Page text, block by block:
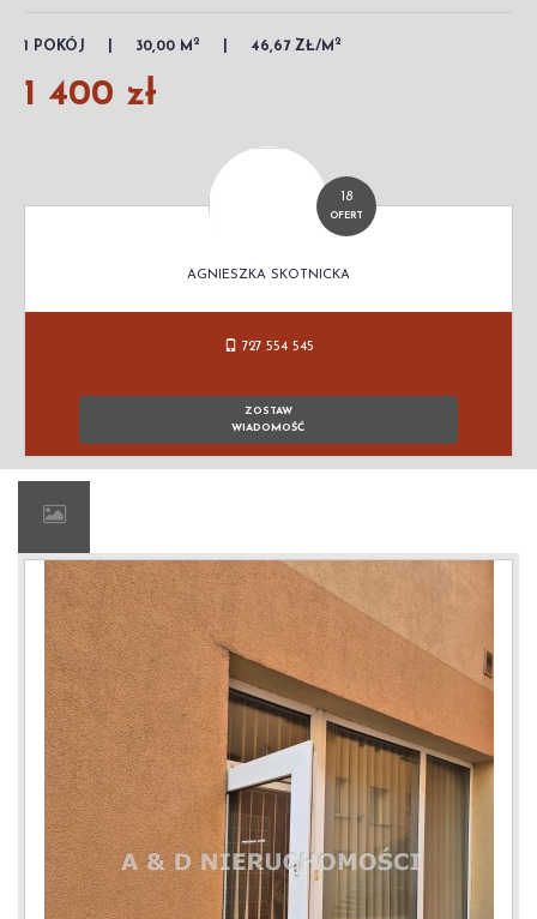
1 POKÓJ 30,00 M 2 46,67 ZŁ/M 2
1 400 zł
18
OFERT
AGNIESZKA SKOTNICKA
727 554 545
ZOSTAW
WIADOMOŚĆ